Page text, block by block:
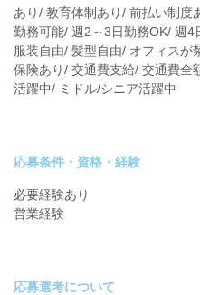
あり/ 教育体制あり/ 前払い制度
勤務可能/ 週2～3日勤務OK/ 週
服装自由/ 髪型自由/ オフィスが
保険あり/ 交通費支給/ 交通費全
活躍中/ ミドル/シニア活躍中
応募条件・資格・経験
必要経験あり
営業経験
応募選考について